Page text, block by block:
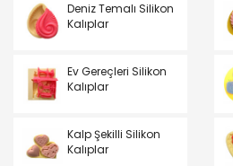
Deniz Temalı Silikon
Kalıplar
Ev Gereçleri Silikon
Kalıplar
Kalp Şekilli Silikon
Kalıplar